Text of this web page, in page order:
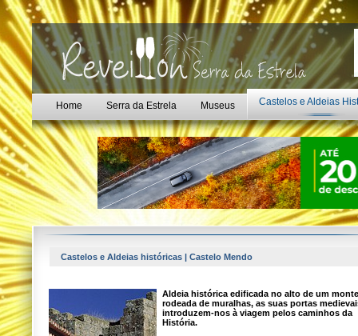
Home Serra da Estrela Museus Castelos e Aldeias
Castelos e Aldeias históricas | Castelo Mendo
Aldeia histórica edificada no alto de um
rodeada de muralhas, as suas portas
introduzem-nos à viagem pelos caminhos da
História.